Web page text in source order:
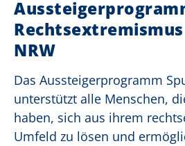
NRW
Das Aussteigerprogramm
unterstützt alle Menschen,
haben, sich aus ihrem
Umfeld zu lösen und